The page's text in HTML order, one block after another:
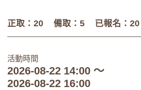
正取：20 備取：5 已報名：20
活動時間
2026-08-22 14:00 ～
2026-08-22 16:00